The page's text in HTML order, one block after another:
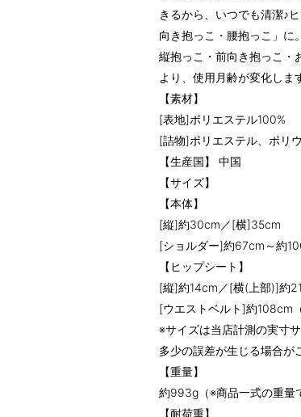
きるから、いつでも清潔♪
向き抱っこ・腰抱っこ」に
縦抱っこ・前向き抱っこ・
より、使用月齢が変化しま
【素材】
[表地]ポリエステル100%
[詰物]ポリエステル、ポリ
【生産国】 中国
【サイズ】
【本体】
[縦]約30cm／[横]35cm
[ショルダー]約67cm～約
【ヒップシート】
[縦]約14cm／[横(上部)]約
[ウエストベルト]約108cm（
※サイズは当店計測の実寸
多少の誤差が生じる場合が
【重量】
約993g（※商品一式の重量
【耐荷重】